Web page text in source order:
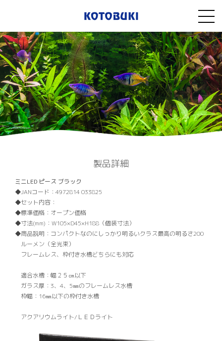
製品詳細
ミニLED ピース ブラック
JANコード： 4972814 033825
セット内容：
標準価格： オープン価格
寸法(mm)： W105×D45×H188（個装寸法）
商品説明： コンパクトなのにしっかり明るいクラス最高の明るさ200
ルーメン（全光束）
フレームレス、枠付き水槽どちらにも対応
適合水槽：幅２５㎝以下
ガラス厚：3、4、5㎜のフレームレス水槽
枠幅：16㎜以下の枠付き水槽
アクアリウムライト/ＬＥＤライト